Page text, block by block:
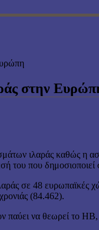
στην
ιλαράς καθώς η
του που
σε 48 ευρωπαϊκές
(84.462).
να θεωρεί το ΗΒ,